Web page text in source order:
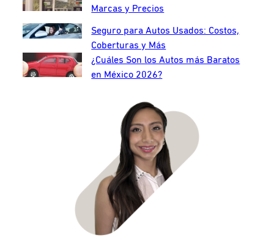
Marcas y Precios
Seguro para Autos Usados: Costos,
Coberturas y Más
¿Cuáles Son los Autos más Baratos
en México 2026?